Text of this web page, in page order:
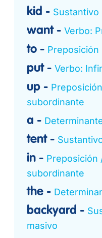
kid Sustantivo
want Verbo:
to Preposición
put Verbo:
up
subordinante
a
tent
in
Preposición
subordinante
the
backyard
masivo